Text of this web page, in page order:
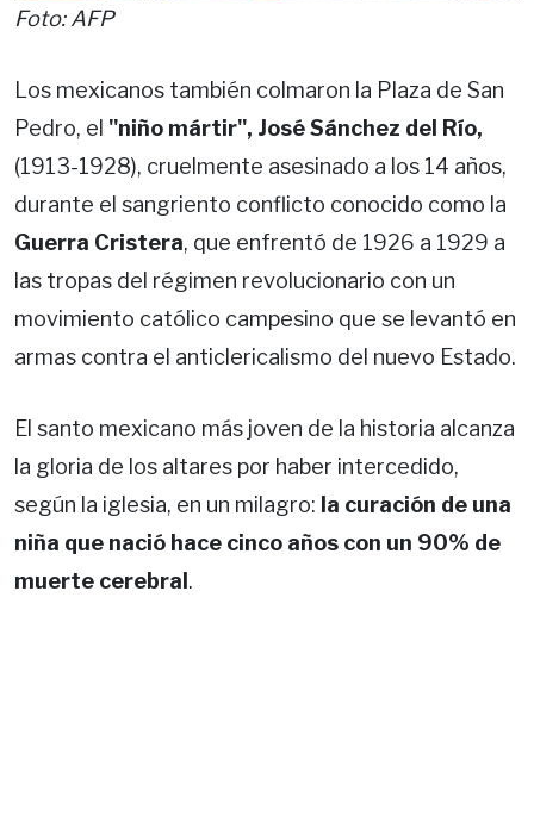
Foto: AFP
Los mexicanos también colmaron la Plaza de San
Pedro, el "niño mártir", José Sánchez del Río,
(1913-1928), cruelmente asesinado a los 14 años,
durante el sangriento conflicto conocido como la
Guerra Cristera, que enfrentó de 1926 a 1929 a
las tropas del régimen revolucionario con un
movimiento católico campesino que se levantó en
armas contra el anticlericalismo del nuevo Estado.
El santo mexicano más joven de la historia alcanza
la gloria de los altares por haber intercedido,
según la iglesia, en un milagro: la curación de una
niña que nació hace cinco años con un 90% de
muerte cerebral .